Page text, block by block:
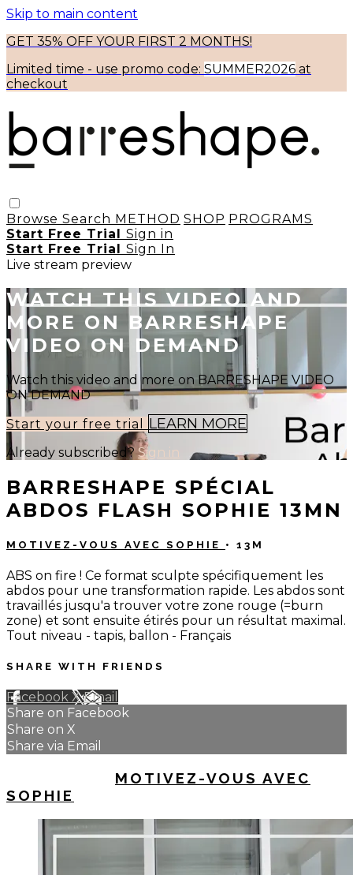
Skip to main content
GET 35% OFF YOUR FIRST 2 MONTHS!
Limited time - use promo code: SUMMER2026 at
checkout
Browse Search METHOD SHOP PROGRAMS
Start Free Trial Sign in
Start Free Trial Sign In
Live stream preview
WATCH THIS VIDEO AND
MORE ON BARRESHAPE
VIDEO ON DEMAND
Watch this video and more on BARRESHAPE VIDEO
ON DEMAND
Start your free trial
LEARN MORE
Already subscribed? Sign in
BARRESHAPE SPÉCIAL
ABDOS FLASH SOPHIE 13MN
MOTIVEZ-VOUS AVEC SOPHIE • 13M
ABS on fire ! Ce format sculpte spécifiquement les
abdos pour une transformation rapide. Les abdos sont
travaillés jusqu'a trouver votre zone rouge (=burn
zone) et sont ensuite étirés pour un résultat maximal.
Tout niveau - tapis, ballon - Français
SHARE WITH FRIENDS
Facebook XEmail
Share on Facebook
Share on X
Share via Email
MOTIVEZ-VOUS AVEC
SOPHIE